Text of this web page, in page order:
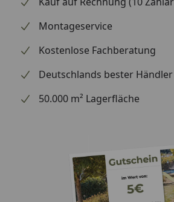
handelt (wir bestellen das Produkt
wir Ihre Bestellung erhalten
Informationen zu dem Ersatzteil
lediglich dem Austausch des
Montageservice
Kostenlose Fachberatung
Deutschlands bester Händler
50.000 m² Lagerfläche